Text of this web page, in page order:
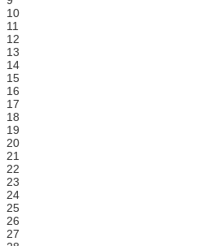
10
11
12
13
14
15
16
17
18
19
20
21
22
23
24
25
26
27